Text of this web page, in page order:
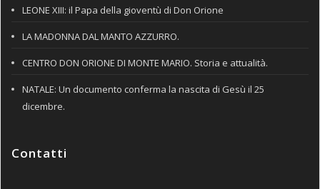
LEONE XIII: il Papa della gioventù di Don Orione
LA MADONNA DAL MANTO AZZURRO.
CENTRO DON ORIONE DI MONTE MARIO. Storia e attualità.
NATALE: Un documento conferma la nascita di Gesù il 25
dicembre.
Contatti